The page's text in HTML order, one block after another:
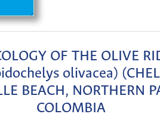
OF THE OLIVE
olivacea)
BEACH, NORTHERN
COLOMBIA